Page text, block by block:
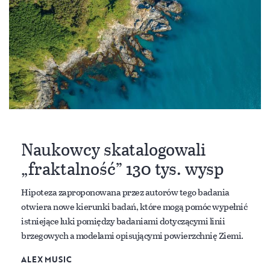
Naukowcy skatalogowali
„fraktalność” 130 tys. wysp
Hipoteza zaproponowana przez autorów tego badania
otwiera nowe kierunki badań, które mogą pomóc wypełnić
istniejące luki pomiędzy badaniami dotyczącymi linii
brzegowych a modelami opisującymi powierzchnię Ziemi.
ALEX MUSIC